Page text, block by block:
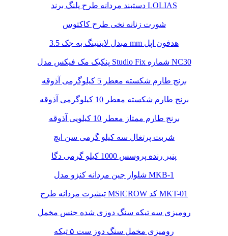
دستبند مردانه طرح پلنگ برند LOLIAS
شورت زنانه نخی طرح کاکتوس
مبدل لایتنینگ به جک 3.5 mm هدفون اپل
پنکیک مک فیکس مدل Studio Fix شماره NC30
برنج طارم شکسته معطر 5 کیلوگرمی آذوقه
برنج طارم شکسته معطر 10 کیلوگرمی آذوقه
برنج طارم ممتاز معطر 10 کیلویی آذوقه
شربت پرتغال سه کیلو گرمی سن ایچ
پنیر رنده پروسس 1000 کیلو گرمی دگا
شلوار جین مردانه کنزو مدل MKB-1
تیشرت مردانه طرح MSICROW کد MKT-01
رومیزی سه تیکه سنگ دوزی شده جنس مخمل
رومیزی مخمل سنگ دوز ست ۵ تیکه